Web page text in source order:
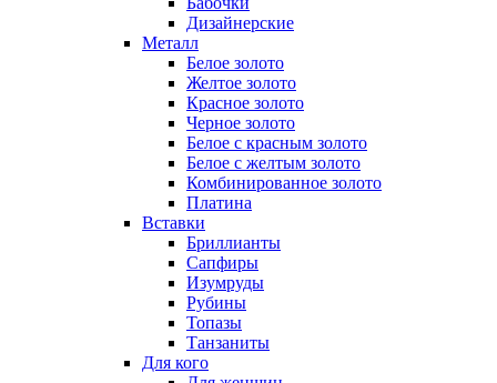
Дизайнерские
Металл
Белое золото
Желтое золото
Красное золото
Черное золото
Белое с красным золото
Белое с желтым золото
Комбинированное золото
Платина
Вставки
Бриллианты
Сапфиры
Изумруды
Рубины
Топазы
Танзаниты
Для кого